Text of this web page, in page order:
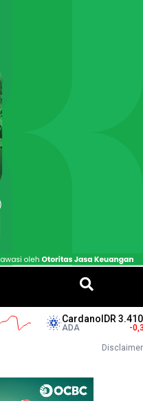
CardanoIDR 3.410,00
ADA
Disclaimer